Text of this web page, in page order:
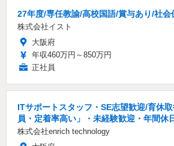
27年度/専任教諭/高校国語/賞与あり/社会
株式会社イスト
大阪府
年収460万円～850万円
正社員
ITサポートスタッフ・SE志望歓迎/育休
員・定着率高い」・未経験歓迎・年間休
株式会社enrich technology